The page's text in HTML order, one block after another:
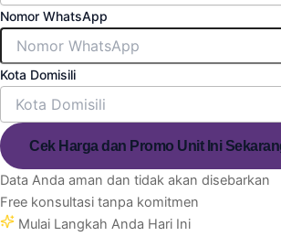
Nomor WhatsApp
Kota Domisili
Cek Harga dan Promo Unit Ini
Data Anda aman dan tidak akan disebarkan
Free konsultasi tanpa komitmen
Mulai Langkah Anda Hari Ini